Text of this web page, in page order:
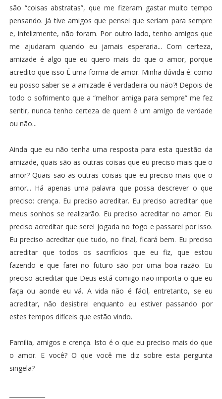
são “coisas abstratas”, que me fizeram gastar muito tempo
pensando. Já tive amigos que pensei que seriam para sempre
e, infelizmente, não foram. Por outro lado, tenho amigos que
me ajudaram quando eu jamais esperaria... Com certeza,
amizade é algo que eu quero mais do que o amor, porque
acredito que isso É uma forma de amor. Minha dúvida é: como
eu posso saber se a amizade é verdadeira ou não?! Depois de
todo o sofrimento que a “melhor amiga para sempre” me fez
sentir, nunca tenho certeza de quem é um amigo de verdade
ou não...
Ainda que eu não tenha uma resposta para esta questão da
amizade, quais são as outras coisas que eu preciso mais que o
amor? Quais são as outras coisas que eu preciso mais que o
amor... Há apenas uma palavra que possa descrever o que
preciso: crença. Eu preciso acreditar. Eu preciso acreditar que
meus sonhos se realizarão. Eu preciso acreditar no amor. Eu
preciso acreditar que serei jogada no fogo e passarei por isso.
Eu preciso acreditar que tudo, no final, ficará bem. Eu preciso
acreditar que todos os sacrifícios que eu fiz, que estou
fazendo e que farei no futuro são por uma boa razão. Eu
preciso acreditar que Deus está comigo não importa o que eu
faça ou aonde eu vá. A vida não é fácil, entretanto, se eu
acreditar, não desistirei enquanto eu estiver passando por
estes tempos difíceis que estão vindo.
Familia, amigos e crença. Isto é o que eu preciso mais do que
o amor. E você? O que você me diz sobre esta pergunta
singela?